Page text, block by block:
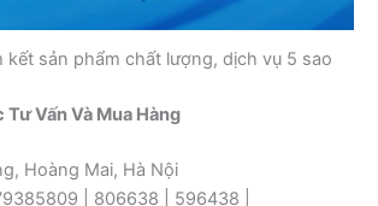
kết sản phẩm chất lượng, dịch vụ 5 sao
Vấn Và Mua Hàng
Hoàng Mai, Hà Nội
| 806638 | 596438 |